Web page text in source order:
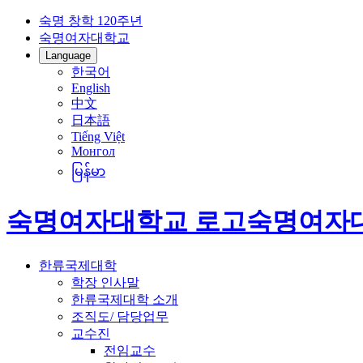
숙명 창학 120주년
숙명여자대학교
Language
한국어
English
中文
日本語
Tiếng Việt
Монгол
မြန်မာ
숙명여자대학교 로고숙명여자
한류국제대학
학장 인사말
한류국제대학 소개
조직도/ 담당업무
교수진
전임교수